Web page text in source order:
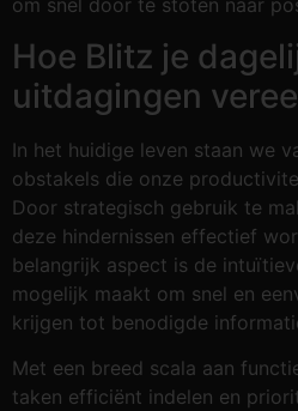
om snel door te stoten naar
Hoe Blitz je
uitdagingen
In het huidige leven staan we
obstakels die onze
Door strategisch gebruik te
deze hindernissen effectief
belangrijk aspect is de
mogelijk maakt om snel en
krijgen tot benodigde
Met een breed scala aan
taken efficiënt indelen en